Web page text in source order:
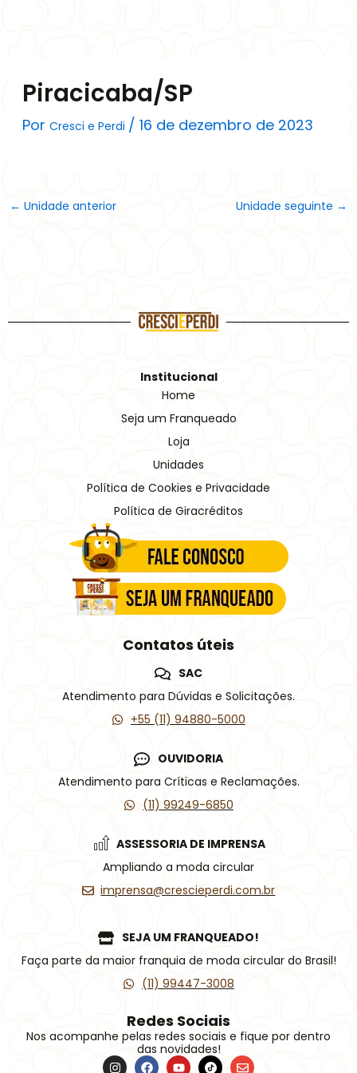
conteúdoPiracicaba/SP
Por Cresci e Perdi / 16 de dezembro de 2023
← Unidade anterior Unidade seguinte →
Institucional
Home
Seja um Franqueado
Loja
Unidades
Política de Cookies e Privacidade
Política de Giracréditos
Contatos úteis
SAC
Atendimento para Dúvidas e Solicitações.
+55 (11) 94880-5000
OUVIDORIA
Atendimento para Críticas e Reclamações.
(11) 99249-6850
ASSESSORIA DE IMPRENSA
Ampliando a moda circular
imprensa@crescieperdi.com.br
SEJA UM FRANQUEADO!
Faça parte da maior franquia de moda circular do Brasil!
(11) 99447-3008
Redes Sociais
Nos acompanhe pelas redes sociais e fique por dentro
das novidades!
I F Y Í E